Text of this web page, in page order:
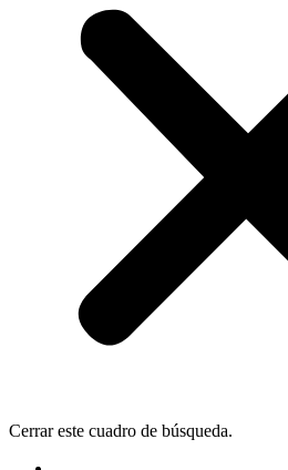
Cerrar este cuadro de búsqueda.